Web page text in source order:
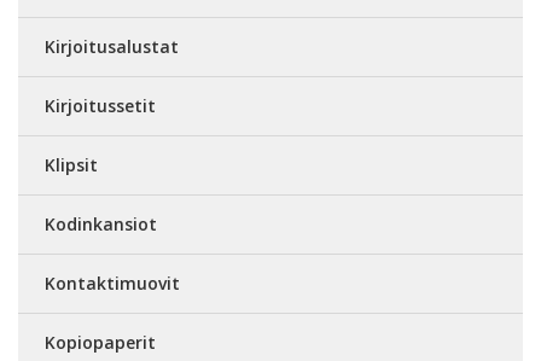
Kirjoitusalustat
Kirjoitussetit
Klipsit
Kodinkansiot
Kontaktimuovit
Kopiopaperit